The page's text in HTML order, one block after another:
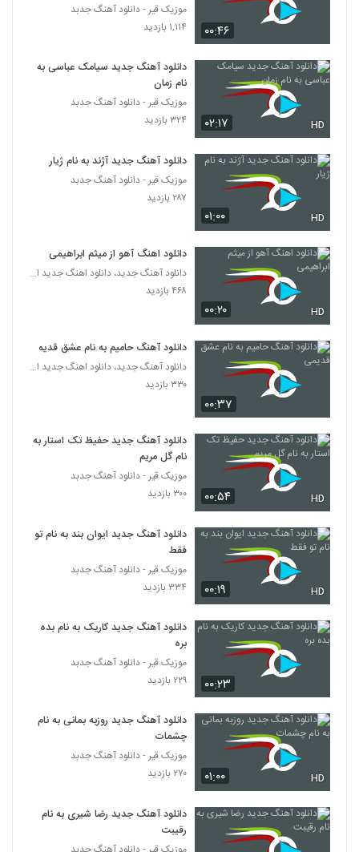
دانلود آهنگ جدید و زیبای پیمان ابوطالبی با
نام باعث شدی
۳۱۷ بازدید
4270
دانلود آهنگ مجید غفاری مثال تور ماهی ها
(Majid Ghafari Mesale Toore
Mahiya)
۳۱۳ بازدید
دانلود آهنگ تو دنیامی از بهنام قلی پور
4272
آهنگ بهنام قلی پور بنام فرشته
4273
موزیک زیبای شانس از محمد کامکار
۳۰۵ بازدید
آهنگ پویا کوشکی بنام دوباره با هم
4275
Sadeghi Gheyremomken)
۲۹۳ بازدید
4276
موزیک زیبای ساده از علی جعفرزاده
۳۰۹ بازدید
دانلود آهنگ جدید و زیبای محی با نام گل
4278
دانلود آهنگ ای مه جبین از سلمان جلیلی
۲۷۶ بازدید
آرین بشارتی آهنگ عشق تو
۲۹۷ بازدید
دانلود آهنگ جدید و زیبای فرامرز آران با نام
4281
۴۴۲ بازدید
۰۰:۴۶
موزیک قیر - دانلود آهنگ جدبد
۱,۱۱۴ بازدید
۰۲:۱۷ HD
دانلود آهنگ جدید سیامک عباسی به
نام زمان
موزیک قیر - دانلود آهنگ جدبد
۳۲۴ بازدید
۰۱:۰۰ HD
دانلود آهنگ جدید آژند به نام ژیار
موزیک قیر - دانلود آهنگ جدبد
۲۸۷ بازدید
۰۰:۲۰ HD
دانلود اهنگ آهو از میثم ابراهیمی
دانلود آهنگ جدید، دانلود اهنگ جدید ایرانی
۴۶۸ بازدید
۰۰:۳۷
دانلود آهنگ حامیم به نام عشق قدیمی
دانلود آهنگ جدید، دانلود اهنگ جدید ایرانی
۳۳۰ بازدید
۰۰:۵۴ HD
دانلود آهنگ جدید حفیظ تک استار به
نام گل مریم
موزیک قیر - دانلود آهنگ جدبد
۳۰۰ بازدید
۰۰:۱۹ HD
دانلود آهنگ جدید ایوان بند به نام تو
فقط
موزیک قیر - دانلود آهنگ جدبد
۳۳۴ بازدید
۰۰:۲۳
دانلود آهنگ جدید کاریک به نام بده
بره
موزیک قیر - دانلود آهنگ جدبد
۲۲۹ بازدید
۰۱:۰۰ HD
دانلود آهنگ جدید روزبه بمانی به نام
چشمات
موزیک قیر - دانلود آهنگ جدبد
۲۷۰ بازدید
دانلود آهنگ جدید رضا شیری به نام
رقیبت